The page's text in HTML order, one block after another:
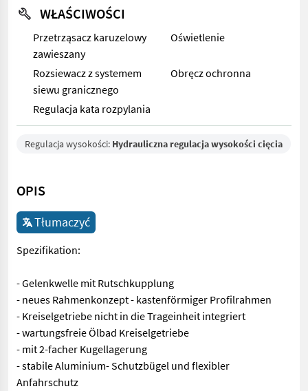
WŁAŚCIWOŚCI
Przetrząsacz karuzelowy
zawieszany
Oświetlenie
Rozsiewacz z systemem
siewu granicznego
Obręcz ochronna
Regulacja kata rozpylania
Regulacja wysokości: Hydrauliczna regulacja wysokości cięcia
OPIS
Tłumaczyć
Spezifikation:
- Gelenkwelle mit Rutschkupplung
- neues Rahmenkonzept - kastenförmiger Profilrahmen
- Kreiselgetriebe nicht in die Trageinheit integriert
- wartungsfreie Ölbad Kreiselgetriebe
- mit 2-facher Kugellagerung
- stabile Aluminium- Schutzbügel und flexibler
Anfahrschutz